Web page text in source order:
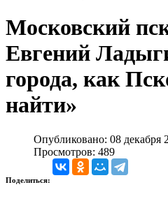
Московский
Евгений
города, как
найти»
Опубликовано: 08 декабря
Просмотров: 489
Поделиться: